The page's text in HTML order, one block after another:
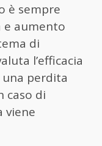
è sempre
e aumento
di
l’efficacia
una perdita
caso di
viene